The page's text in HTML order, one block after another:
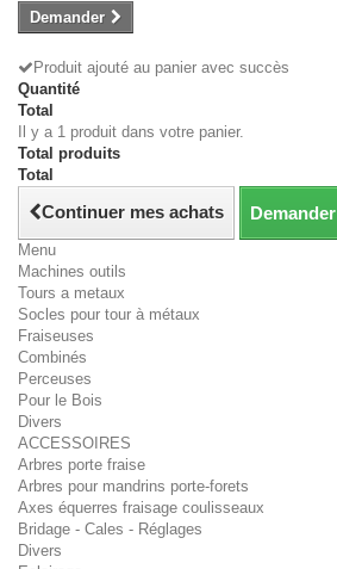
Demander
Produit ajouté au panier avec succès
Quantité
Total
Il y a 1 produit dans votre panier.
Total produits
Total
Continuer mes achats Demander
Menu
Machines outils
Tours a metaux
Socles pour tour à métaux
Fraiseuses
Combinés
Perceuses
Pour le Bois
Divers
ACCESSOIRES
Arbres porte fraise
Arbres pour mandrins porte-forets
Axes équerres fraisage coulisseaux
Bridage - Cales - Réglages
Divers